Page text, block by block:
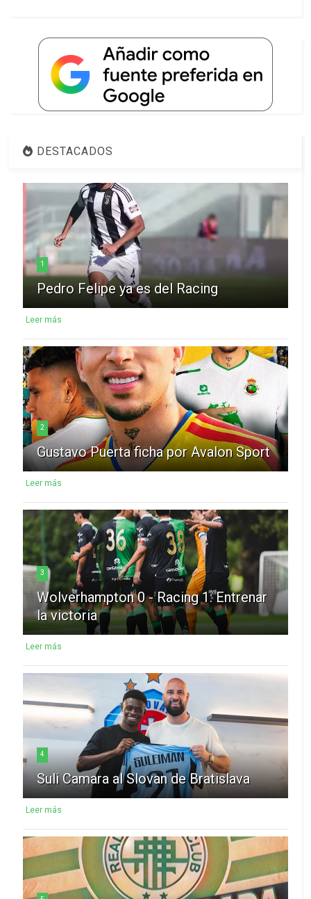
DESTACADOS
1
Pedro Felipe ya es del Racing
Leer más
2
Gustavo Puerta ficha por Avalon Sport
Leer más
3
Wolverhampton 0 - Racing 1: Entrenar
la victoria
Leer más
4
Suli Camara al Slovan de Bratislava
Leer más